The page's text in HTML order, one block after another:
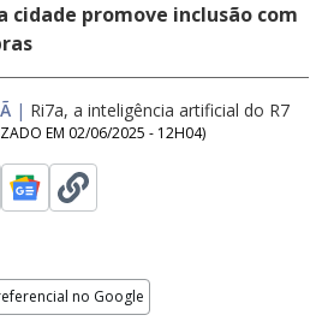
cidade promove inclusão com
| Ri7a, a inteligência artificial do R7
EM 02/06/2025 - 12H04)
no Google